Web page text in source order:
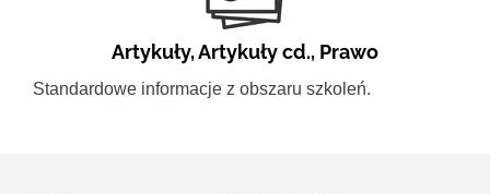
Artykuły,Artykuły cd., Prawo
Standardowe informacje z obszaru szkoleń.